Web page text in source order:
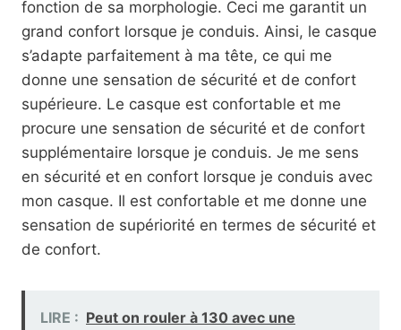
fonction de sa morphologie. Ceci me garantit un
grand confort lorsque je conduis. Ainsi, le casque
s’adapte parfaitement à ma tête, ce qui me
donne une sensation de sécurité et de confort
supérieure. Le casque est confortable et me
procure une sensation de sécurité et de confort
supplémentaire lorsque je conduis. Je me sens
en sécurité et en confort lorsque je conduis avec
mon casque. Il est confortable et me donne une
sensation de supériorité en termes de sécurité et
de confort.
LIRE : Peut on rouler à 130 avec une